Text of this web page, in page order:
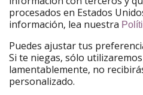
Nuestro grupo
HolidayPirates Group
Conócenos mejor
Sobre ViajerosPiratas
procesados en Estados
información, lea nuestra
Puedes ajustar tus
Si te niegas, sólo
lamentablemente, no
personalizado.